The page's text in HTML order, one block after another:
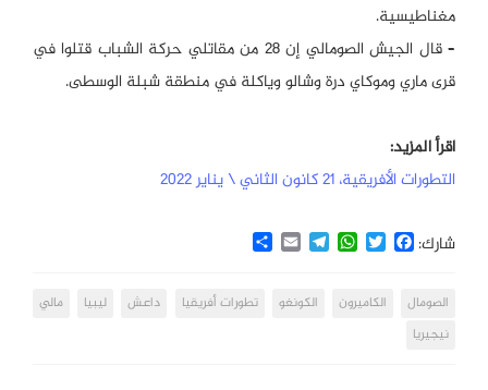
مغناطيسية.
– قال الجيش الصومالي إن 28 من مقاتلي حركة الشباب قتلوا في
قرى ماري وموكاي درة وشالو وياكلة في منطقة شبلة الوسطى.
اقرأ المزيد:
التطورات الأفريقية، 21 كانون الثاني \ يناير 2022
شارك: Facebook
Twitter
WhatsApp
Telegram
Email
Share
الصومال الكاميرون الكونغو تطورات أفريقيا داعش ليبيا
مالي
نيجيريا